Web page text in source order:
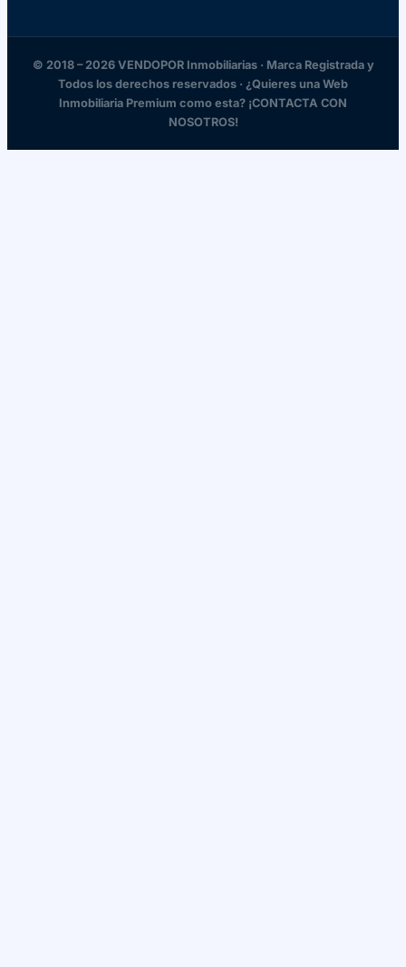
© 2018 – 2026 VENDOPOR Inmobiliarias · Marca Registrada y
Todos los derechos reservados · ¿Quieres una Web
Inmobiliaria Premium como esta? ¡CONTACTA CON
NOSOTROS!